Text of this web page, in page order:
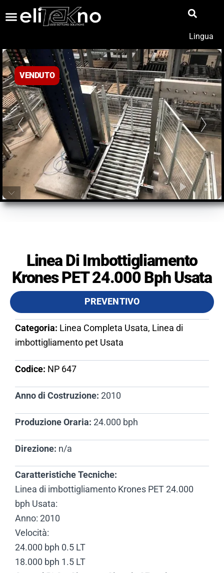
Lingua
VENDUTO
Linea Di Imbottigliamento
Krones PET 24.000 Bph Usata
PREVENTIVO
Categoria: Linea Completa Usata, Linea di
imbottigliamento pet Usata
Codice: NP 647​
Anno di Costruzione: 2010
Produzione Oraria: 24.000 bph
Direzione: n/a
Caratteristiche Tecniche:
Linea di imbottigliamento Krones PET 24.000
bph Usata:
Anno: 2010
Velocità:
24.000 bph 0.5 LT
18.000 bph 1.5 LT